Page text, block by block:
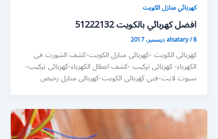
كهربائي منازل الكويت
افضل كهربائي بالكويت 51222132
alsatary/8 ديسمبر، 2017
كهربائى الكويت -كهربائى منازل الكويت-كشف الشورت فى
الكهرباء- كهربائى تركيب -كشف اعطال الكهرباء-كهربائى تركيب-
سبوت لايت-فني كهربائى الكويت-كهربائى منازل رخيص